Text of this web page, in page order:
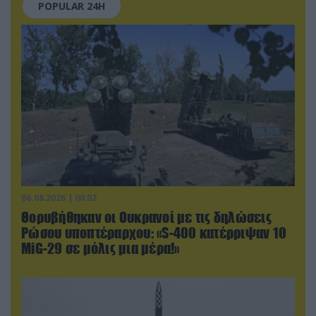
POPULAR 24H
06.08.2026 | 00:02
Θορυβήθηκαν οι Ουκρανοί με τις δηλώσεις
Ρώσου υποπτέραρχου: «S-400 κατέρριψαν 10
MiG-29 σε μόλις μια μέρα!»